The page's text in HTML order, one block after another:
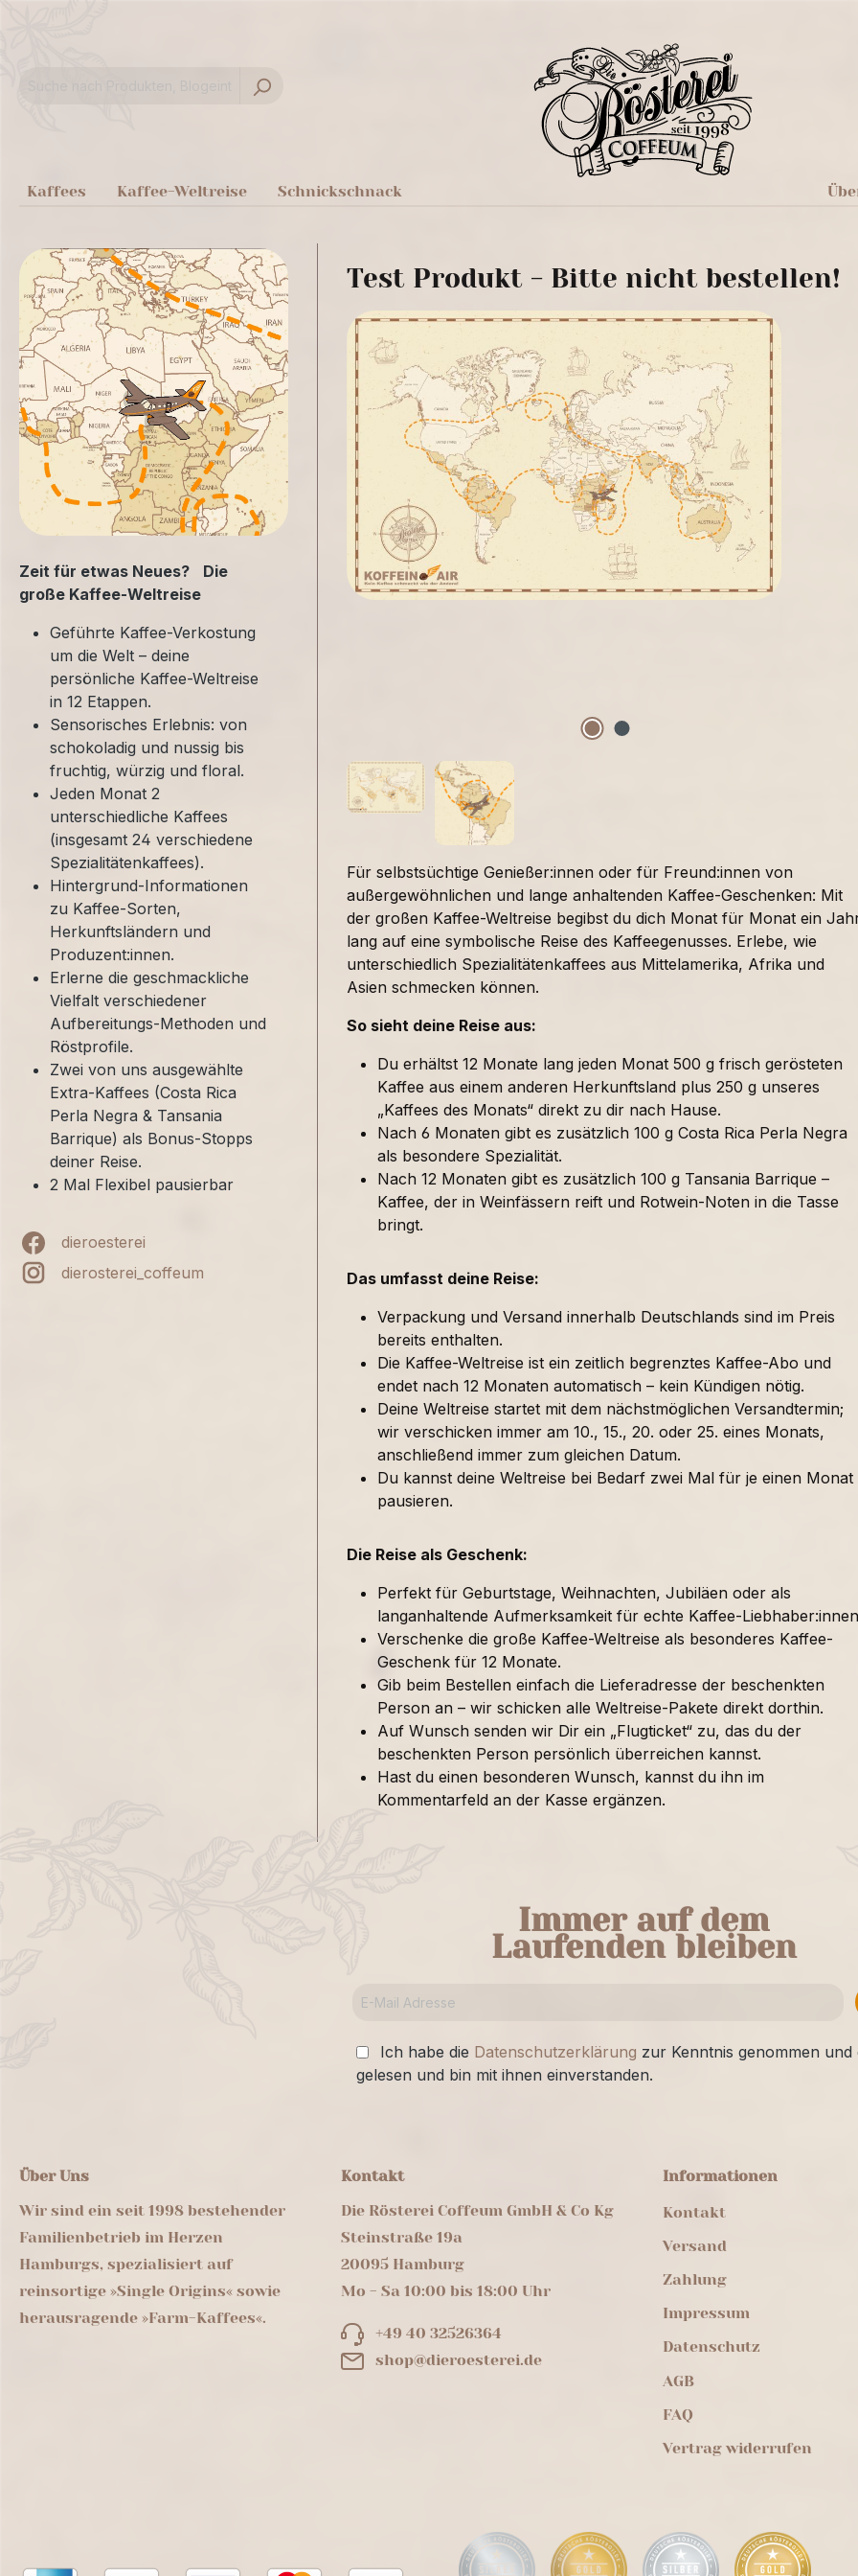
Kaffees Kaffee-Weltreise Schnickschnack
Zeit für etwas Neues? Die
große Kaffee-Weltreise
Geführte Kaffee-Verkostung
um die Welt – deine
persönliche Kaffee-Weltreise
in 12 Etappen.
Sensorisches Erlebnis: von
schokoladig und nussig bis
fruchtig, würzig und floral.
Jeden Monat 2
unterschiedliche Kaffees
(insgesamt 24 verschiedene
Spezialitätenkaffees).
Hintergrund-Informationen
zu Kaffee-Sorten,
Herkunftsländern und
Produzent:innen.
Erlerne die geschmackliche
Vielfalt verschiedener
Aufbereitungs-Methoden und
Röstprofile.
Zwei von uns ausgewählte
Extra-Kaffees (Costa Rica
Perla Negra & Tansania
Barrique) als Bonus-Stopps
deiner Reise.
2 Mal Flexibel pausierbar
dieroesterei
dierosterei_coffeum
Test Produkt - Bitte nicht bestellen!
Für selbstsüchtige Genießer:innen oder für Freund:innen von
außergewöhnlichen und lange anhaltenden Kaffee-Geschenken: Mit
der großen Kaffee-Weltreise begibst du dich Monat für Monat ein
lang auf eine symbolische Reise des Kaffeegenusses. Erlebe, wie
unterschiedlich Spezialitätenkaffees aus Mittelamerika, Afrika und
Asien schmecken können.
So sieht deine Reise aus:
Du erhältst 12 Monate lang jeden Monat 500 g frisch gerösteten
Kaffee aus einem anderen Herkunftsland plus 250 g unseres
„Kaffees des Monats“ direkt zu dir nach Hause.
Nach 6 Monaten gibt es zusätzlich 100 g Costa Rica Perla Negra
als besondere Spezialität.
Nach 12 Monaten gibt es zusätzlich 100 g Tansania Barrique –
Kaffee, der in Weinfässern reift und Rotwein-Noten in die Tasse
bringt.
Das umfasst deine Reise:
Verpackung und Versand innerhalb Deutschlands sind im Preis
bereits enthalten.
Die Kaffee-Weltreise ist ein zeitlich begrenztes Kaffee-Abo und
endet nach 12 Monaten automatisch – kein Kündigen nötig.
Deine Weltreise startet mit dem nächstmöglichen Versandtermin;
wir verschicken immer am 10., 15., 20. oder 25. eines Monats,
anschließend immer zum gleichen Datum.
Du kannst deine Weltreise bei Bedarf zwei Mal für je einen Monat
pausieren.
Die Reise als Geschenk:
Perfekt für Geburtstage, Weihnachten, Jubiläen oder als
langanhaltende Aufmerksamkeit für echte Kaffee-
Verschenke die große Kaffee-Weltreise als besonderes Kaffee-
Geschenk für 12 Monate.
Gib beim Bestellen einfach die Lieferadresse der beschenkten
Person an – wir schicken alle Weltreise-Pakete direkt dorthin.
Auf Wunsch senden wir Dir ein „Flugticket“ zu, das du der
beschenkten Person persönlich überreichen kannst.
Hast du einen besonderen Wunsch, kannst du ihn im
Kommentarfeld an der Kasse ergänzen.
Immer auf dem
Laufenden bleiben
Ich habe die Datenschutzerklärung zur Kenntnis genommen
gelesen und bin mit ihnen einverstanden.
Über Uns
Wir sind ein seit 1998 bestehender
Familienbetrieb im Herzen
Hamburgs, spezialisiert auf
reinsortige »Single Origins« sowie
herausragende »Farm-Kaffees«.
Kontakt
Die Rösterei Coffeum GmbH & Co Kg
Steinstraße 19a
20095 Hamburg
Mo - Sa 10:00 bis 18:00 Uhr
+49 40 32526364
shop@dieroesterei.de
Informationen
Kontakt
Versand
Zahlung
Impressum
Datenschutz
AGB
FAQ
Vertrag widerrufen